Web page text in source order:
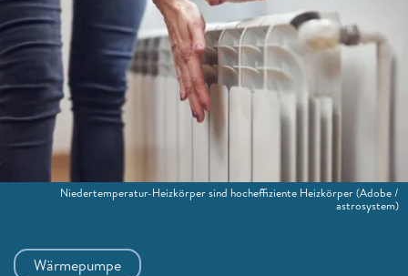
Wärmepumpe
Niedertemperatur-Heizkörper sind hocheffiziente Heizkörper(Adobe /
astrosystem)